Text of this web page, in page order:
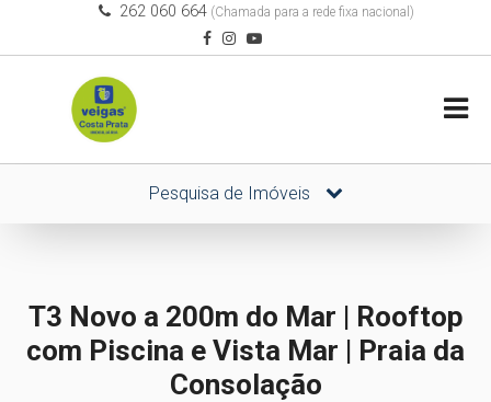
262 060 664(Chamada para a rede fixa nacional)
Pesquisa de Imóveis
T3 Novo a 200m do Mar | Rooftop
com Piscina e Vista Mar | Praia da
Consolação